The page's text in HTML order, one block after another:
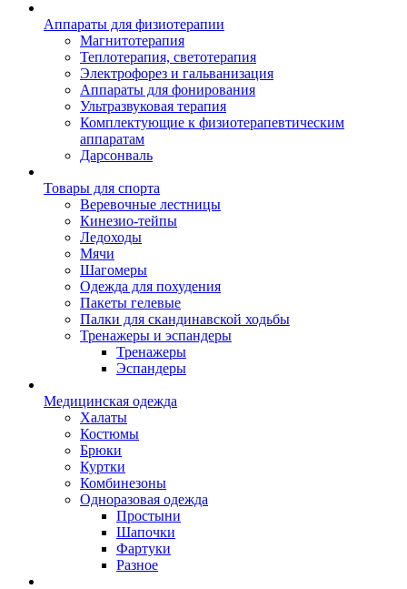
Аппараты для физиотерапии
Магнитотерапия
Теплотерапия, светотерапия
Электрофорез и гальванизация
Аппараты для фонирования
Ультразвуковая терапия
Комплектующие к физиотерапевтическим
аппаратам
Дарсонваль
Товары для спорта
Веревочные лестницы
Кинезио-тейпы
Ледоходы
Мячи
Шагомеры
Одежда для похудения
Пакеты гелевые
Палки для скандинавской ходьбы
Тренажеры и эспандеры
Тренажеры
Эспандеры
Медицинская одежда
Халаты
Костюмы
Брюки
Куртки
Комбинезоны
Одноразовая одежда
Простыни
Шапочки
Фартуки
Разное